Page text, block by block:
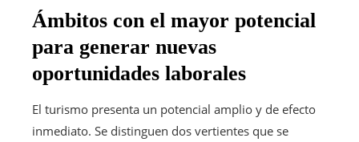
Ámbitos con el mayor potencial
para generar nuevas
oportunidades laborales
El turismo presenta un potencial amplio y de efecto
inmediato. Se distinguen dos vertientes que se